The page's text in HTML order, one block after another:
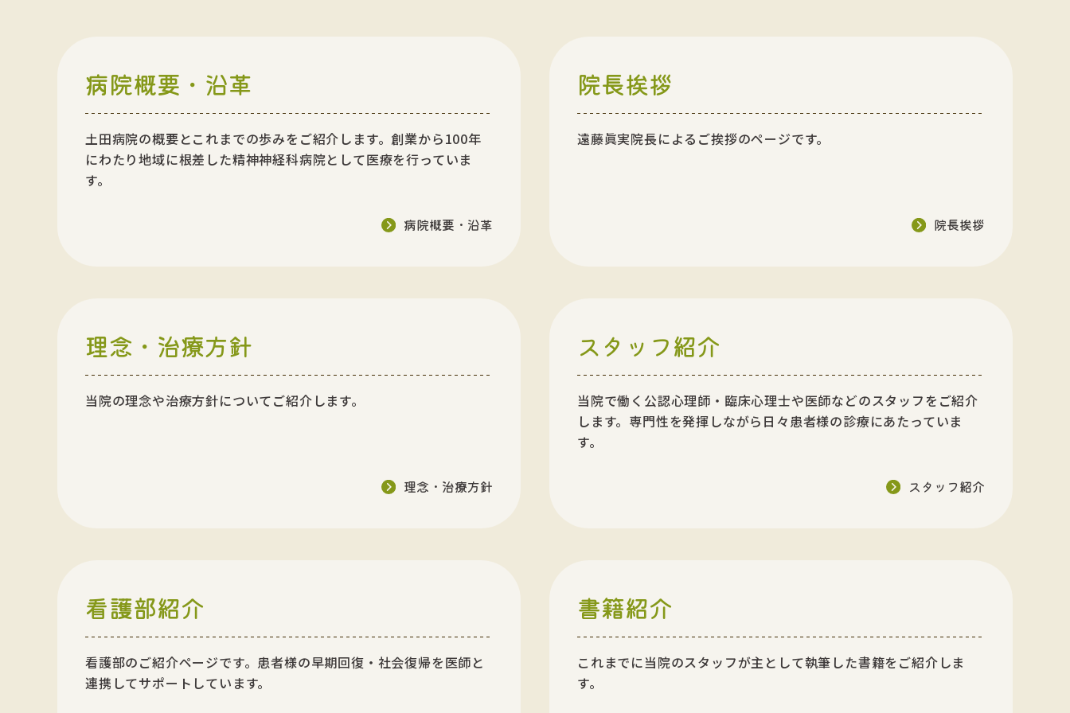
病院概要・沿革
土田病院の概要とこれまでの歩みをご紹介します。創業から100年
にわたり地域に根差した精神神経科病院として医療を行っていま
す。
病院概要・沿革
院長挨拶
遠藤眞実院長によるご挨拶のページです。
院長挨拶
理念・治療方針
当院の理念や治療方針についてご紹介します。
理念・治療方針
スタッフ紹介
当院で働く公認心理師・臨床心理士や医師などのスタッフをご紹介
します。専門性を発揮しながら日々患者様の診療にあたっていま
す。
スタッフ紹介
看護部紹介
看護部のご紹介ページです。患者様の早期回復・社会復帰を医師と
連携してサポートしています。
書籍紹介
これまでに当院のスタッフが主として執筆した書籍をご紹介しま
す。